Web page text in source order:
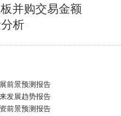
并购交易金额
析
前景预测报告
发展趋势报告
前景预测报告